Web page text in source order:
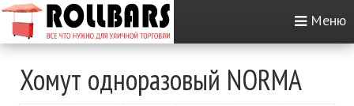
Меню
Хомут одноразовый NORMA